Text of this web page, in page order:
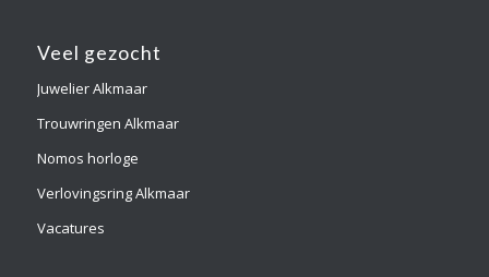
Veel gezocht
Juwelier Alkmaar
Trouwringen Alkmaar
Nomos horloge
Verlovingsring Alkmaar
Vacatures